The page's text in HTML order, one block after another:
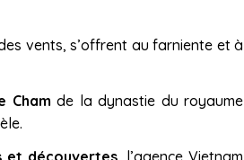
vents, s’offrent au farniente et à
Cham de la dynastie du royaume